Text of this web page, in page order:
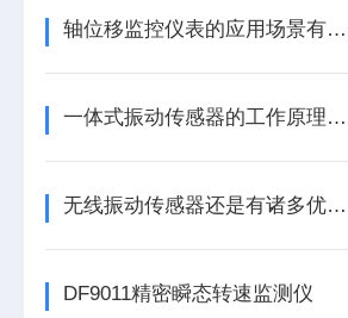
轴位移监控仪表的应用场景有哪些呢
一体式振动传感器的工作原理是什么？
无线振动传感器还是有诸多优势的
DF9011精密瞬态转速监测仪